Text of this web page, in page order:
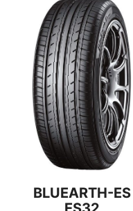
BLUEARTH-ES